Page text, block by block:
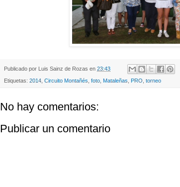
Publicado por Luis Sainz de Rozas en 23:43
Etiquetas: 2014 Circuito Montañés foto Mataleñas PRO torneo
No hay comentarios:
Publicar un comentario